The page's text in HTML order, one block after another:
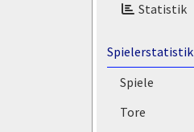
Statistik
Spielerstatistik
Spiele
Tore